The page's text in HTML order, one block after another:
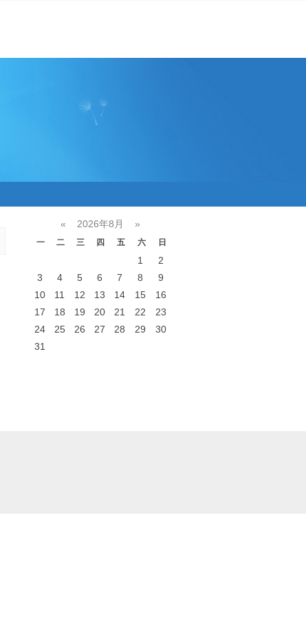
« 2026年8月 »
一 二 三 四 五 六 日
1
2
3
4 5 6 7 8
9
10
11 12 13 14 15
16
17
18 19 20 21 22
23
24
25 26 27 28 29
30
31